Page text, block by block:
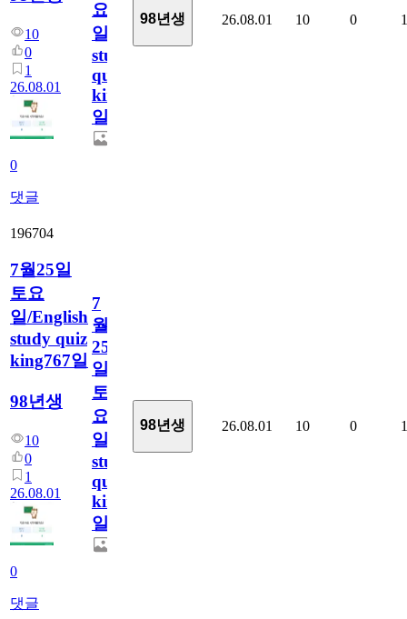
10
0
1
26.08.01
0
댓글
요
일/English
study
quiz
king768
일
98년생 26.08.01 10 0 1
196704
7월25일
토요
일/English
study quiz
king767일
98년생
10
0
1
26.08.01
0
댓글
7
월
25
일
토
요
일/English
study
quiz
king767
일
98년생 26.08.01 10 0 1